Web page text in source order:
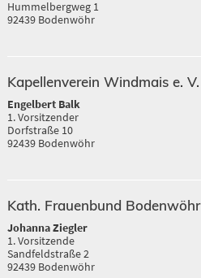
Hummelbergweg 1
92439 Bodenwöhr
Kapellenverein Windmais e. V.
Engelbert Balk
1. Vorsitzender
Dorfstraße 10
92439 Bodenwöhr
Kath. Frauenbund Bodenwöhr
Johanna Ziegler
1. Vorsitzende
Sandfeldstraße 2
92439 Bodenwöhr